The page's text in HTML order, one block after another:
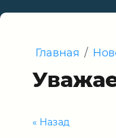
Главная /
« Назад